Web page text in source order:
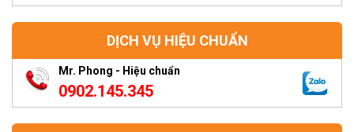
DỊCH VỤ HIỆU CHUẨN
Mr. Phong - Hiệu chuẩn
0902.145.345